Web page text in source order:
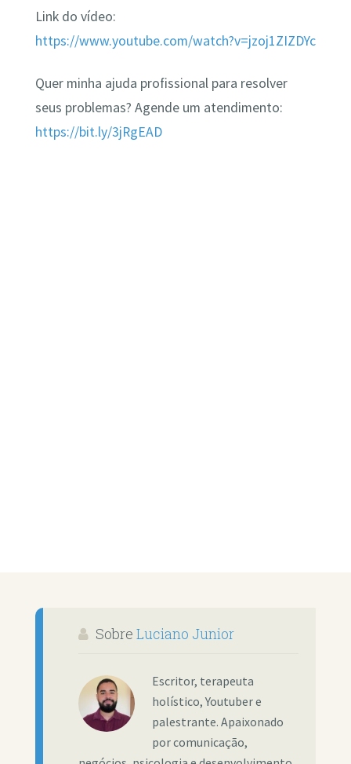
Link do vídeo:
https://www.youtube.com/watch?v=jzoj1ZIZDYc
Quer minha ajuda profissional para resolver
seus problemas? Agende um atendimento:
https://bit.ly/3jRgEAD
Sobre Luciano Junior
Escritor, terapeuta
holístico, Youtuber e
palestrante. Apaixonado
por comunicação,